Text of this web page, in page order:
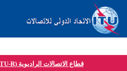
قطاع الاتصالات الراديوية (ITU-R)